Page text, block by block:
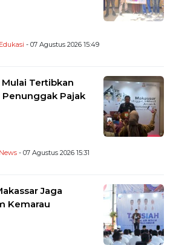
Edukasi - 07 Agustus 2026 15:49
Tertibkan
Pajak
News - 07 Agustus 2026 15:31
Jaga
Kemarau